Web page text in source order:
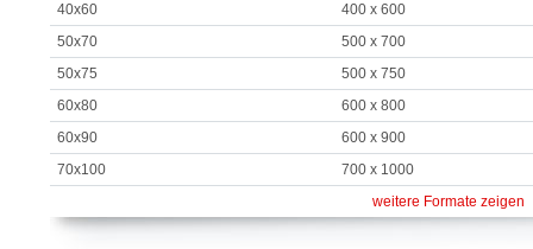
40x60
400 x 600
50x70
500 x 700
50x75
500 x 750
60x80
600 x 800
60x90
600 x 900
70x100
700 x 1000
weitere Formate zeigen